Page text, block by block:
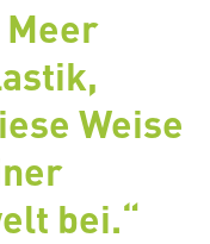
Meer
Weise
bei.“